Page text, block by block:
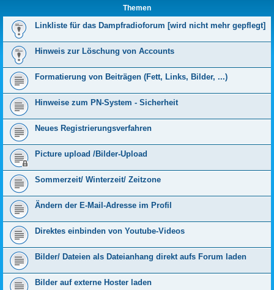
Themen
Linkliste für das Dampfradioforum [wird nicht mehr gepflegt]
Hinweis zur Löschung von Accounts
Formatierung von Beiträgen (Fett, Links, Bilder, ...)
Hinweise zum PN-System - Sicherheit
Neues Registrierungsverfahren
Picture upload /Bilder-Upload
Sommerzeit/ Winterzeit/ Zeitzone
Ändern der E-Mail-Adresse im Profil
Direktes einbinden von Youtube-Videos
Bilder/ Dateien als Dateianhang direkt aufs Forum laden
Bilder auf externe Hoster laden